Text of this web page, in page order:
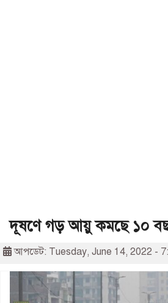
দূষণে গড় আয়ু কমছে ১০
আপডেট: Tuesday, June 14, 2022 -